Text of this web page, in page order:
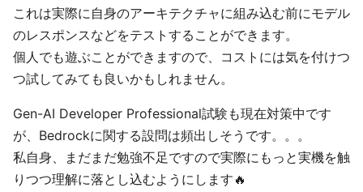
これは実際に自身のアーキテクチャに組み込む前にモデル
のレスポンスなどをテストすることができます。
個人でも遊ぶことができますので、コストには気を付けつ
つ試してみても良いかもしれません。
Gen-AI Developer Professional試験も現在対策中です
が、Bedrockに関する設問は頻出しそうです。。。
私自身、まだまだ勉強不足ですので実際にもっと実機を触
りつつ理解に落とし込むようにします🔥